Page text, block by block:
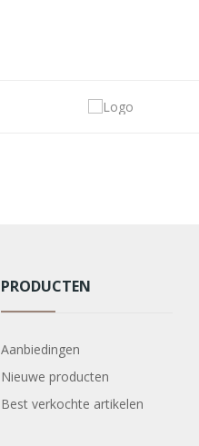
PRODUCTEN
Aanbiedingen
Nieuwe producten
Best verkochte artikelen